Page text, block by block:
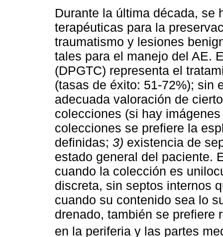
Durante la última década, se
terapéuticas para la
traumatismo y lesiones
tales para el manejo del AE.
(DPGTC) representa el
(tasas de éxito: 51-72%); sin
adecuada valoración de
colecciones (si hay
colecciones se prefiere la
definidas; 3) existencia de
estado general del paciente.
cuando la colección es
discreta, sin septos internos
cuando su contenido sea lo
drenado, también se prefiere
en la periferia y las partes